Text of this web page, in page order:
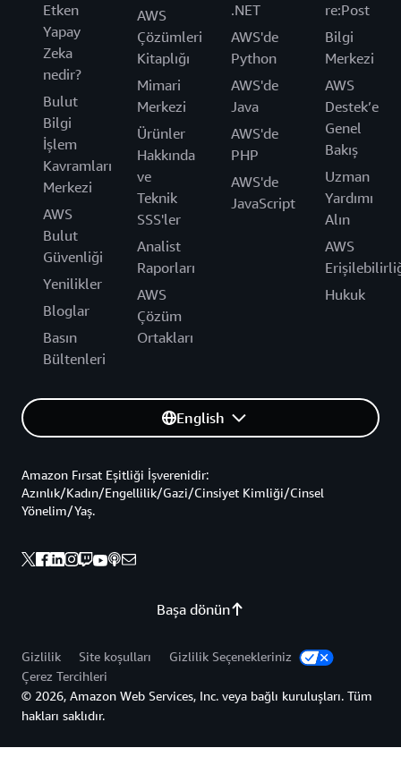
Etken
Yapay
Zeka
nedir?
Bulut
Bilgi
İşlem
Kavramları
Merkezi
AWS
Bulut
Güvenliği
Yenilikler
Bloglar
Basın
Bültenleri
AWS
Çözümleri
Kitaplığı
Mimari
Merkezi
Ürünler
Hakkında
ve
Teknik
SSS'ler
Analist
Raporları
AWS
Çözüm
Ortakları
.NET
AWS'de
Python
AWS'de
Java
AWS'de
PHP
AWS'de
JavaScript
re:Post
Bilgi
Merkezi
AWS
Destek’e
Genel
Bakış
Uzman
Yardımı
Alın
AWS
Hukuk
English
Başa dönün
Amazon Fırsat Eşitliği İşverenidir:
Azınlık/Kadın/Engellilik/Gazi/Cinsiyet Kimliği/Cinsel
Yönelim/Yaş.
Gizlilik Site koşulları
Gizlilik Seçenekleriniz
Çerez Tercihleri
© 2026, Amazon Web Services, Inc. veya bağlı kuruluşları. Tüm
hakları saklıdır.